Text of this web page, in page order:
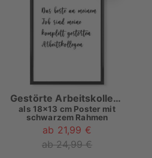
Gestörte Arbeitskollegen Typo
als 18x13 cm Poster mit
schwarzem Rahmen
ab 21,99 €
ab 24,99 €